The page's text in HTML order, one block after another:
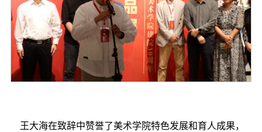
王大海在致辞中赞誉了美术学院特色发展和育人成果，